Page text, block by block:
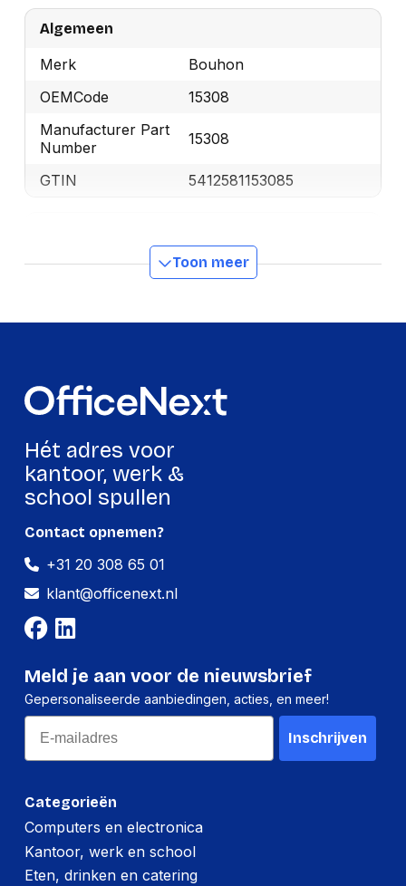
Algemeen
Merk
Bouhon
OEMCode
15308
Manufacturer Part
Number
15308
GTIN 5412581153085
Lengte
282 mm
Verpakking
Per stuk
Hoeveelheid:
Breedte:
Hoogte:
Lengte:
Gewicht:
Per doos
Breedte:
-
Lengte:
-
Gewicht:
-
Toon meer
Hét adres voor
kantoor, werk &
school spullen
Categorieën
Computers en electronica
Kantoor, werk en school
Eten, drinken en catering
Contact opnemen?
+31 20 308 65 01
klant@officenext.nl
Meld je aan voor de nieuwsbrief
Gepersonaliseerde aanbiedingen, acties, en meer!
Email
Inschrijven